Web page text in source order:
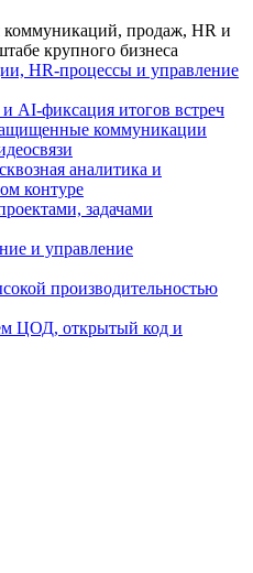
коммуникаций, продаж, HR и
крупного бизнеса
HR-процессы и управление
AI-фиксация итогов встреч
коммуникации
аналитика и
контуре
задачами
и управление
производительностью
ЦОД, открытый код и